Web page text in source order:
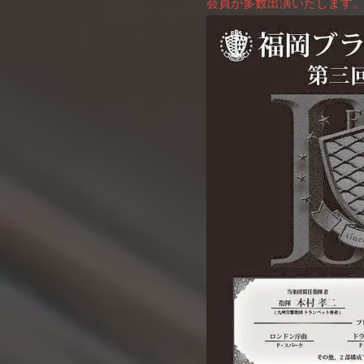
会員が多数出演いたします。